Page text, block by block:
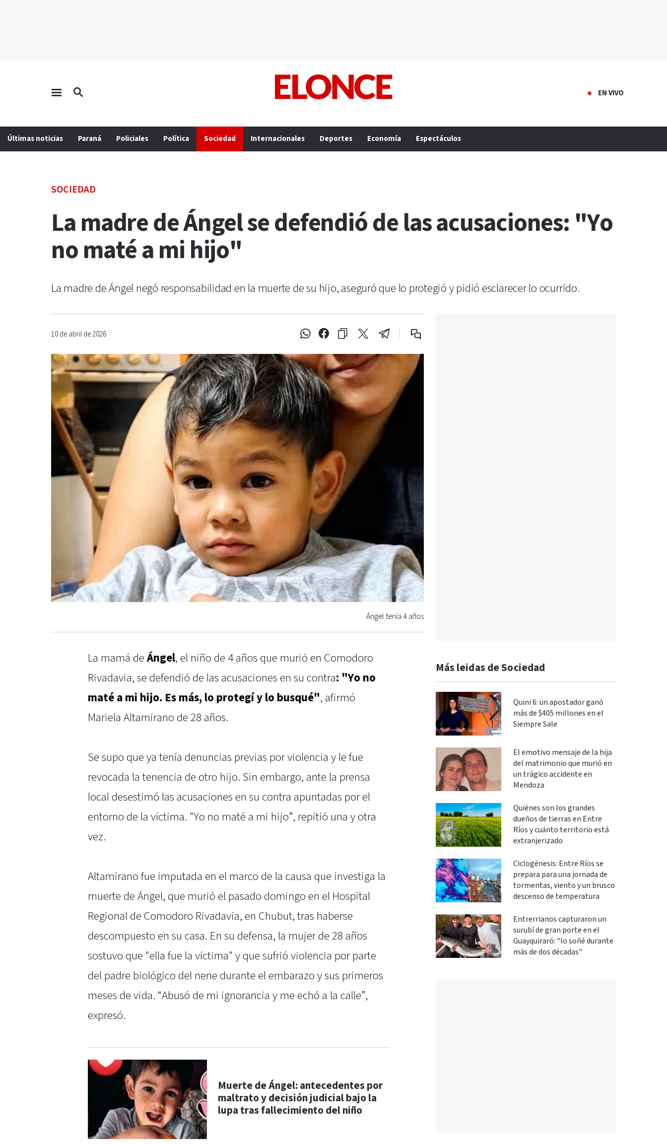
EN VIVO
Últimas noticias Paraná Policiales Política Sociedad Internacionales Deportes Economía Espectáculos
SOCIEDAD
La madre de Ángel se defendió de las acusaciones: "Yo
no maté a mi hijo"
La madre de Ángel negó responsabilidad en la muerte de su hijo, aseguró que lo protegió y pidió esclarecer lo ocurrido.
10 de abril de 2026
Ángel tenía 4 años
La mamá de Ángel, el niño de 4 años que murió en Comodoro
Rivadavia, se defendió de las acusaciones en su contra: "Yo no
maté a mi hijo. Es más, lo protegí y lo busqué", afirmó
Mariela Altamirano de 28 años.
Se supo que ya tenía denuncias previas por violencia y le fue
revocada la tenencia de otro hijo. Sin embargo, ante la prensa
local desestimó las acusaciones en su contra apuntadas por el
entorno de la víctima. "Yo no maté a mi hijo”, repitió una y otra
vez.
Altamirano fue imputada en el marco de la causa que investiga la
muerte de Ángel, que murió el pasado domingo en el Hospital
Regional de Comodoro Rivadavia, en Chubut, tras haberse
descompuesto en su casa. En su defensa, la mujer de 28 años
sostuvo que "ella fue la víctima" y que sufrió violencia por parte
del padre biológico del nene durante el embarazo y sus primeros
meses de vida. “Abusó de mi ignorancia y me echó a la calle”,
expresó.
Muerte de Ángel: antecedentes por
maltrato y decisión judicial bajo la
lupa tras fallecimiento del niño
Más leidas de Sociedad
Quini 6: un apostador ganó
más de $405 millones en el
Siempre Sale
El emotivo mensaje de la hija
del matrimonio que murió en
un trágico accidente en
Mendoza
Quiénes son los grandes
dueños de tierras en Entre
Ríos y cuánto territorio está
extranjerizado
Ciclogénesis: Entre Ríos se
prepara para una jornada de
tormentas, viento y un brusco
descenso de temperatura
Entrerrianos capturaron un
surubí de gran porte en el
Guayquiraró: "lo soñé durante
más de dos décadas"